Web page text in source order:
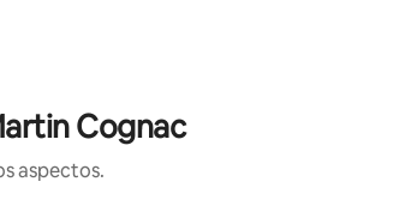
Cognac
aspectos.